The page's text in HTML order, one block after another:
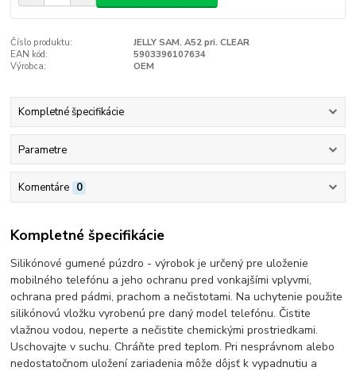
Číslo produktu:
JELLY SAM. A52 pri. CLEAR
EAN kód:
5903396107634
Výrobca:
OEM
Kompletné špecifikácie
Parametre
Komentáre 0
Kompletné špecifikácie
Silikónové gumené púzdro - výrobok je určený pre uloženie
mobilného telefónu a jeho ochranu pred vonkajšími vplyvmi,
ochrana pred pádmi, prachom a nečistotami. Na uchytenie použite
silikónovú vložku vyrobenú pre daný model telefónu. Čistite
vlažnou vodou, neperte a nečistite chemickými prostriedkami.
Uschovajte v suchu. Chráňte pred teplom. Pri nesprávnom alebo
nedostatočnom uložení zariadenia môže dôjsť k vypadnutiu a